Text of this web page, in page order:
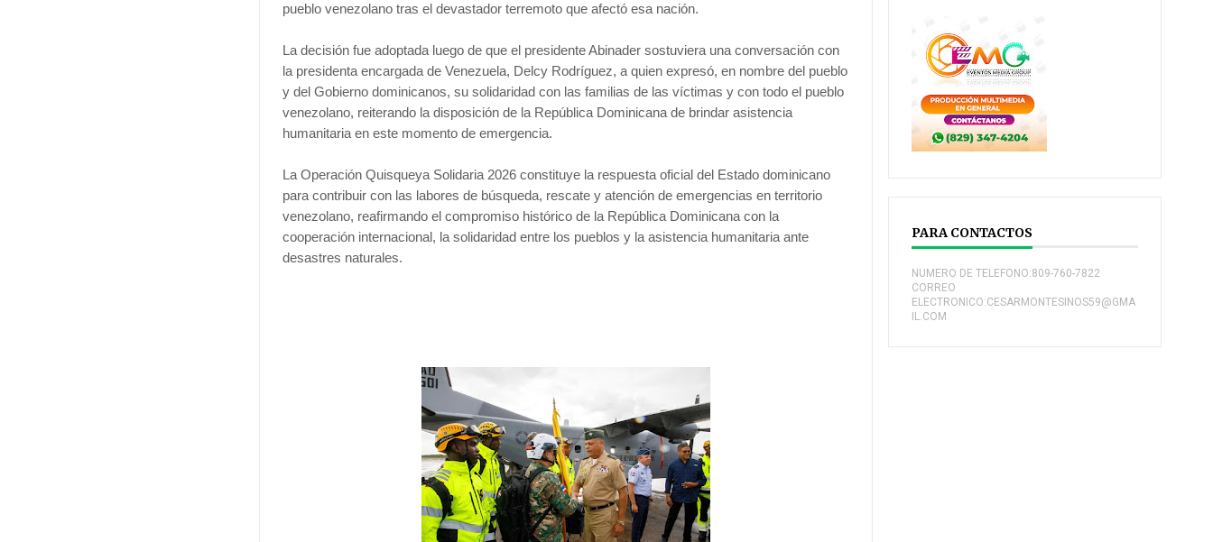
pueblo venezolano tras el devastador terremoto que afectó esa nación.
La decisión fue adoptada luego de que el presidente Abinader sostuviera una conversación con
la presidenta encargada de Venezuela, Delcy Rodríguez, a quien expresó, en nombre del pueblo
y del Gobierno dominicanos, su solidaridad con las familias de las víctimas y con todo el pueblo
venezolano, reiterando la disposición de la República Dominicana de brindar asistencia
humanitaria en este momento de emergencia.
La Operación Quisqueya Solidaria 2026 constituye la respuesta oficial del Estado dominicano
para contribuir con las labores de búsqueda, rescate y atención de emergencias en territorio
venezolano, reafirmando el compromiso histórico de la República Dominicana con la
cooperación internacional, la solidaridad entre los pueblos y la asistencia humanitaria ante
desastres naturales.
PARA CONTACTOS
NUMERO DE TELEFONO:809-760-7822
CORREO
ELECTRONICO:CESARMONTESINOS59@GMA
IL.COM